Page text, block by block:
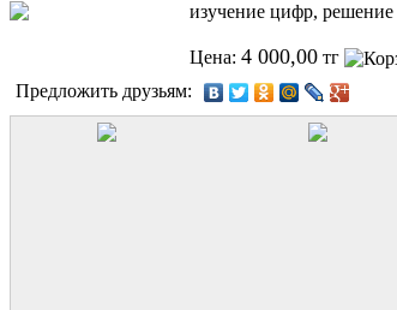
изучение цифр,
Цена: 4 000,00 тг
Предложить друзьям: